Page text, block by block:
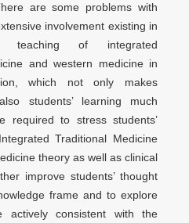
are some problems with
involvement existing in
teaching of integrated
and western medicine in
which not only makes
students’ learning much
required to stress students’
Traditional Medicine
theory as well as clinical
improve students’ thought
frame and to explore
actively consistent with the